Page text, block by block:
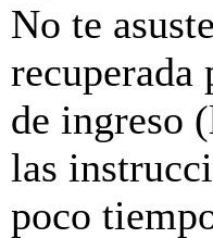
No te
recuperada
de ingreso
las
poco